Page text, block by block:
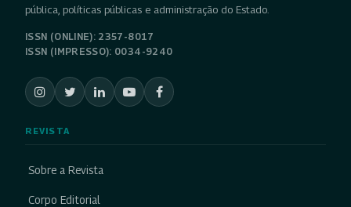
pública, políticas públicas e administração do Estado.
ISSN (ONLINE): 2357-8017
ISSN (IMPRESSO): 0034-9240
REVISTA
Sobre a Revista
Corpo Editorial